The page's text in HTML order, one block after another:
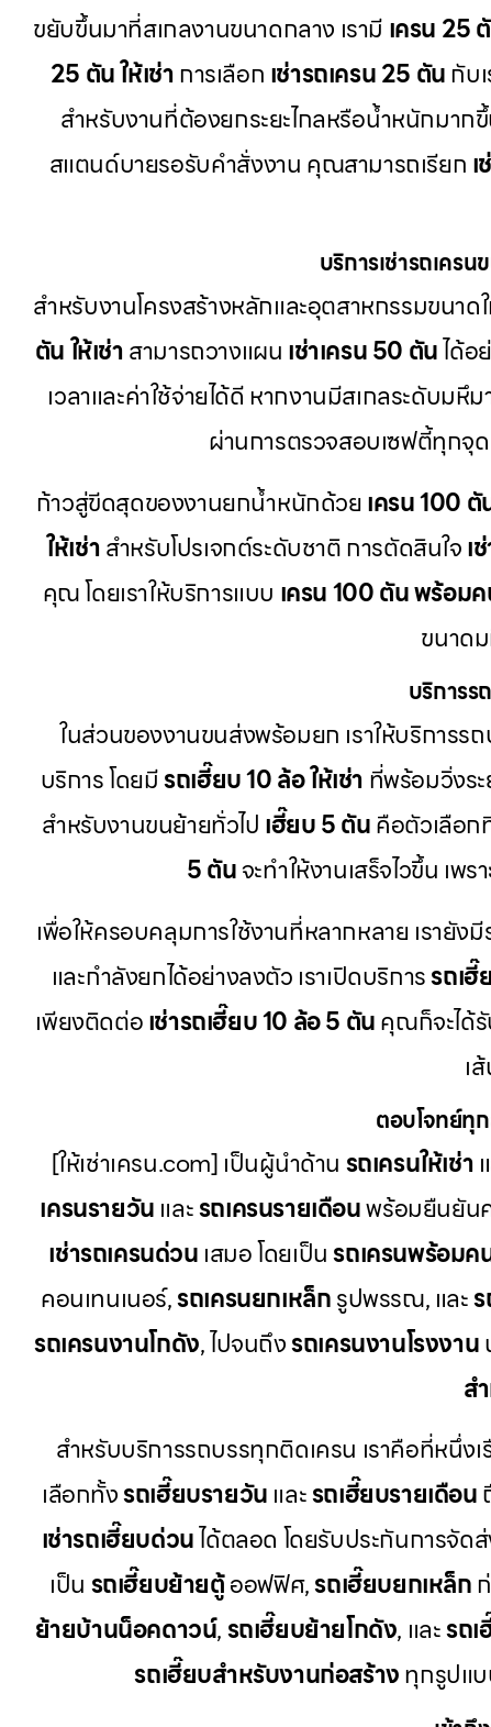
ขยับขึ้นมาที่สเกลงานขนาดกลาง เรามี เครน 25
25 ตัน ให้เช่าการเลือก เช่ารถเครน 25 ตันกับ
สำหรับงานที่ต้องยกระยะไกลหรือน้ำหนักมากขึ้
สแตนด์บายรอรับคำสั่งงาน คุณสามารถเรียก
บริการเช่ารถเคร
สำหรับงานโครงสร้างหลักและอุตสาหกรรมขนาด
ตัน ให้เช่าสามารถวางแผน เช่าเครน 50 ตันได้อ
เวลาและค่าใช้จ่ายได้ดี หากงานมีสเกลระดับมหึม
ผ่านการตรวจสอบเซฟตี้ทุกจุด
ก้าวสู่ขีดสุดของงานยกน้ำหนักด้วยเครน 100 ตั
ให้เช่าสำหรับโปรเจกต์ระดับชาติ การตัดสินใจเ
คุณ โดยเราให้บริการแบบ เครน 100 ตัน พร้อม
ขนาด
บริการร
ในส่วนของงานขนส่งพร้อมยก เราให้บริการ
บริการ โดยมีรถเฮี๊ยบ 10 ล้อ ให้เช่า ที่พร้อมวิ่งร
สำหรับงานขนย้ายทั่วไป เฮี๊ยบ 5 ตันคือตัวเลือก
5 ตันจะทำให้งานเสร็จไวขึ้น เพร
เพื่อให้ครอบคลุมการใช้งานที่หลากหลาย เรายัง
และกำลังยกได้อย่างลงตัว เราเปิดบริการรถเฮี๊
เพียงติดต่อเช่ารถเฮี๊ยบ 10 ล้อ 5 ตันคุณก็จะได้
เ
ตอบโจทย์ทุ
[ให้เช่าเครน.com] เป็นผู้นำด้าน รถเครนให้เช่า
เครนรายวัน และรถเครนรายเดือนพร้อมยืนยัน
เช่ารถเครนด่วน เสมอ โดยเป็นรถเครนพร้อมค
คอนเทนเนอร์,รถเครนยกเหล็กรูปพรรณ, และ
รถเครนงานโกดัง, ไปจนถึงรถเครนงานโรงงาน
ส
สำหรับบริการรถบรรทุกติดเครน เราคือที่หนึ่งเ
เลือกทั้งรถเฮี๊ยบรายวัน และรถเฮี๊ยบรายเดือน
เช่ารถเฮี๊ยบด่วนได้ตลอด โดยรับประกันการจัด
เป็น รถเฮี๊ยบย้ายตู้ออฟฟิศ,รถเฮี๊ยบยกเหล็ก
ย้ายบ้านน็อคดาวน์,รถเฮี๊ยบย้ายโกดัง, และรถ
รถเฮี๊ยบสำหรับงานก่อสร้างทุกรูปแ